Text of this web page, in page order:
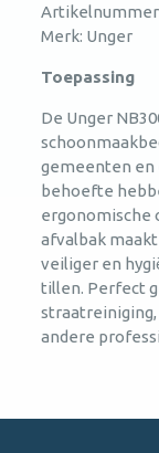
Merk: Unger
Toepassing
De Unger
gemeenten
behoefte
ergonomische
afvalbak
veiliger en
tillen. Perfect
andere